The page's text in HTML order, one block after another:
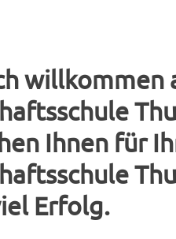
willkommen
Ihnen für
Erfolg.